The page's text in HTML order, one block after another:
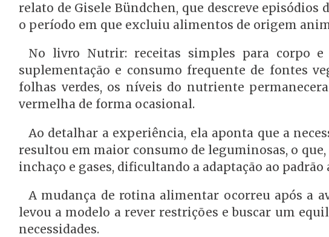
relato de Gisele Bündchen, que descreve
o período em que excluiu alimentos de origem
No livro Nutrir: receitas simples para corpo
suplementação e consumo frequente de fontes
folhas verdes, os níveis do nutriente
vermelha de forma ocasional.
Ao detalhar a experiência, ela aponta que a
resultou em maior consumo de leguminosas, o
inchaço e gases, dificultando a adaptação ao
A mudança de rotina alimentar ocorreu após a
levou a modelo a rever restrições e buscar um
necessidades.